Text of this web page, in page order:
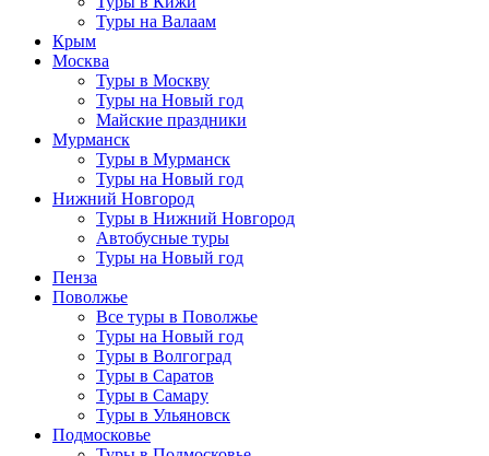
Туры на Валаам
Крым
Москва
Туры в Москву
Туры на Новый год
Майские праздники
Мурманск
Туры в Мурманск
Туры на Новый год
Нижний Новгород
Туры в Нижний Новгород
Автобусные туры
Туры на Новый год
Пенза
Поволжье
Все туры в Поволжье
Туры на Новый год
Туры в Волгоград
Туры в Саратов
Туры в Самару
Туры в Ульяновск
Подмосковье